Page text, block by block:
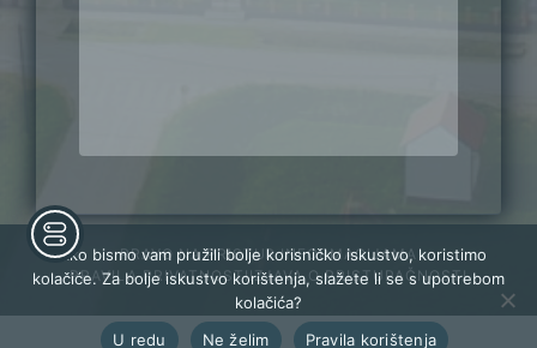
PRAVO NA PRISTUP INFORMACIJAMA
PRAVILA PRIVATNOSTIIZJAVA O PRISTUPAČNOSTI
Kako bismo vam pružili bolje korisničko iskustvo, koristimo
kolačiće. Za bolje iskustvo korištenja, slažete li se s upotrebom
kolačića?
U redu
Ne želim Pravila korištenja